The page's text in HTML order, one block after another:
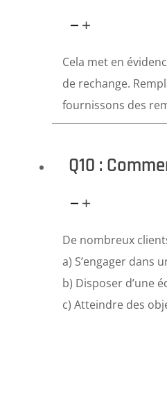
Cela met en
de rechange.
fournissons des
Q10 :
De nombreux
a) S’engager dans
b) Disposer d’une
c) Atteindre des